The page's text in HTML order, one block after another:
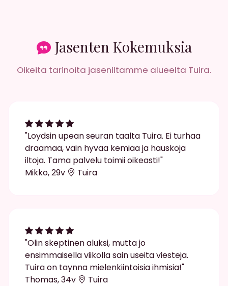
Jasenten Kokemuksia
Oikeita tarinoita jaseniltamme alueelta Tuira.
"Loydsin upean seuran taalta Tuira. Ei turhaa
draamaa, vain hyvaa kemiaa ja hauskoja
iltoja. Tama palvelu toimii oikeasti!"
Mikko, 29v
Tuira
"Olin skeptinen aluksi, mutta jo
ensimmaisella viikolla sain useita viesteja.
Tuira on taynna mielenkiintoisia ihmisia!"
Thomas, 34v
Tuira